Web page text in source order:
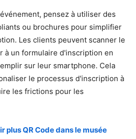
pensez à utiliser des
ou brochures pour simplifier
Les clients peuvent scanner le
à un formulaire d'inscription en
sur leur smartphone. Cela
le processus d'inscription à
les frictions pour les
plus QR Code dans le musée